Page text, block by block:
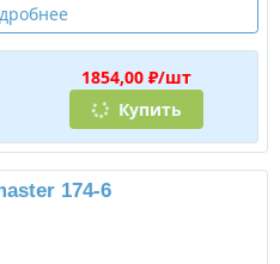
1854,00 ₽/шт
Купить
174-6